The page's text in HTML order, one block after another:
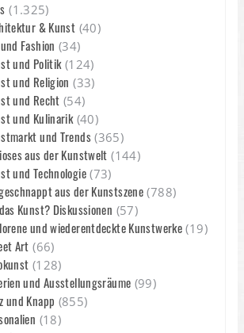
(1.325)
& Kunst (40)
Fashion (34)
und Politik(124)
und Religion (33)
und Recht (54)
und Kulinarik(40)
und Trends(365)
aus der Kunstwelt (144)
und Technologie(73)
aus der Kunstszene (788)
Kunst? Diskussionen (57)
und wiederentdeckte Kunstwerke (19)
Art (66)
(128)
und Ausstellungsräume (99)
und Knapp (855)
(18)